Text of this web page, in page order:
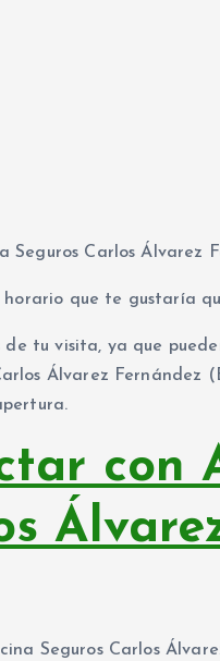
Carlos Álvarez
horario que te gustaría
de tu visita, ya que
Álvarez Fernández
con
Seguros Carlos